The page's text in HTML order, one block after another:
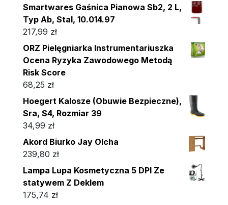
Smartwares Gaśnica Pianowa Sb2, 2 L,
Typ Ab, Stal, 10.014.97
217,99 zł
ORZ Pielęgniarka Instrumentariuszka
Ocena Ryzyka Zawodowego Metodą
Risk Score
68,25 zł
Hoegert Kalosze (Obuwie Bezpieczne),
Sra, S4, Rozmiar 39
34,99 zł
Akord Biurko Jay Olcha
239,80 zł
Lampa Lupa Kosmetyczna 5 DPI Ze
statywem Z Deklem
175,74 zł